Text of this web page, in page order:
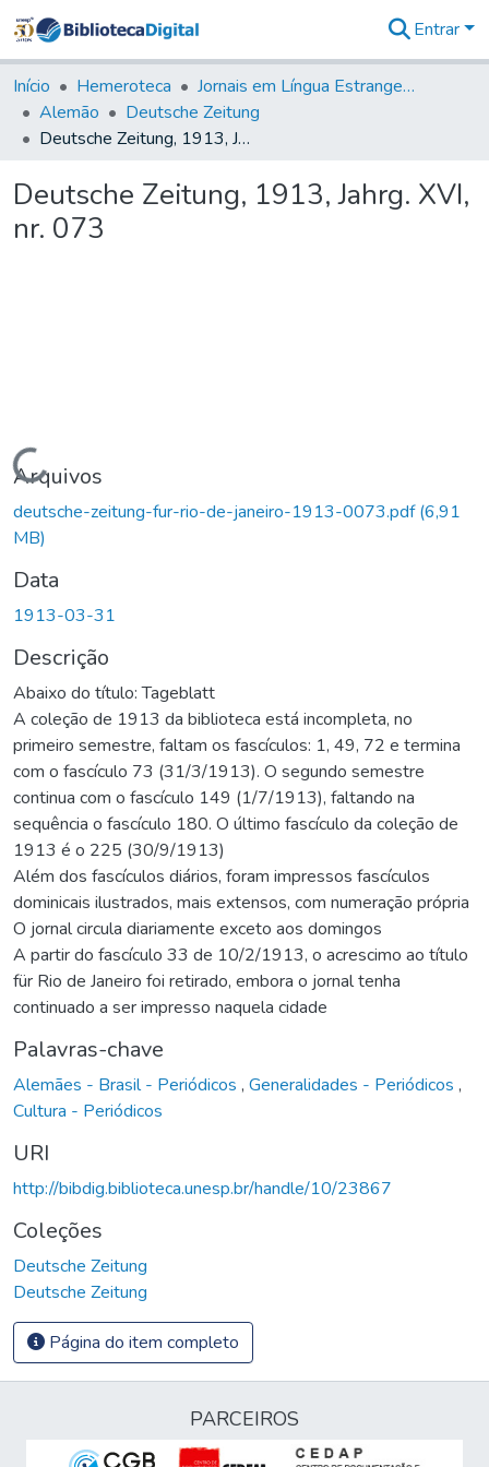
&
Coleções
Tudo na
Biblioteca
Estatísticas
Entrar
Início Hemeroteca
Jornais em Língua Estrangeira
Alemão
Deutsche Zeitung
Deutsche Zeitung, 1913, Jahrg. XVI, nr. 073
Deutsche Zeitung, 1913, Jahrg. XVI,
nr. 073
Carregando...
Arquivos
deutsche-zeitung-fur-rio-de-janeiro-1913-0073.pdf(6,91
MB)
Data
1913-03-31
Descrição
Abaixo do título: Tageblatt
A coleção de 1913 da biblioteca está incompleta, no
primeiro semestre, faltam os fascículos: 1, 49, 72 e termina
com o fascículo 73 (31/3/1913). O segundo semestre
continua com o fascículo 149 (1/7/1913), faltando na
sequência o fascículo 180. O último fascículo da coleção de
1913 é o 225 (30/9/1913)
Além dos fascículos diários, foram impressos fascículos
dominicais ilustrados, mais extensos, com numeração própria
O jornal circula diariamente exceto aos domingos
A partir do fascículo 33 de 10/2/1913, o acrescimo ao título
für Rio de Janeiro foi retirado, embora o jornal tenha
continuado a ser impresso naquela cidade
Palavras-chave
Alemães - Brasil - Periódicos , Generalidades - Periódicos ,
Cultura - Periódicos
URI
http://bibdig.biblioteca.unesp.br/handle/10/23867
Coleções
Deutsche Zeitung
Deutsche Zeitung
Página do item completo
PARCEIROS